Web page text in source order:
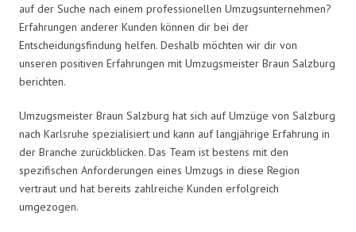
auf der Suche nach einem professionellen Umzugsunternehmen?
Erfahrungen anderer Kunden können dir bei der
Entscheidungsfindung helfen. Deshalb möchten wir dir von
unseren positiven Erfahrungen mit Umzugsmeister Braun Salzburg
berichten.
Umzugsmeister Braun Salzburg hat sich auf Umzüge von Salzburg
nach Karlsruhe spezialisiert und kann auf langjährige Erfahrung in
der Branche zurückblicken. Das Team ist bestens mit den
spezifischen Anforderungen eines Umzugs in diese Region
vertraut und hat bereits zahlreiche Kunden erfolgreich
umgezogen.